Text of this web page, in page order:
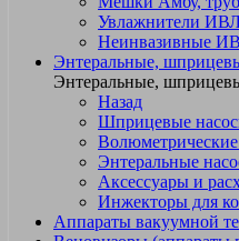
Увлажнители ИВЛ
Неинвазивные
Энтеральные,
Энтеральные,
Назад
Шприцевые
Энтеральные
Аксессуары и
Инжекторы для
Аппараты вакуумной